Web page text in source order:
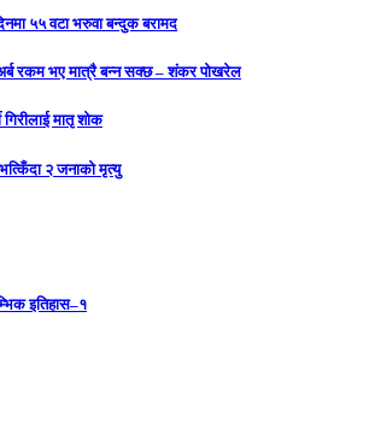
५५ वटा भरुवा बन्दुक बरामद
अर्ब रकम भए मात्रै बन्न सक्छ – शंकर पोखरेल
मातृ शोक
२ जनाको मृत्यु
इतिहास–१